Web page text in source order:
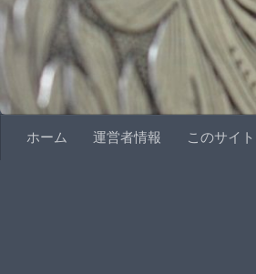
ホーム 運営者情報 このサイ